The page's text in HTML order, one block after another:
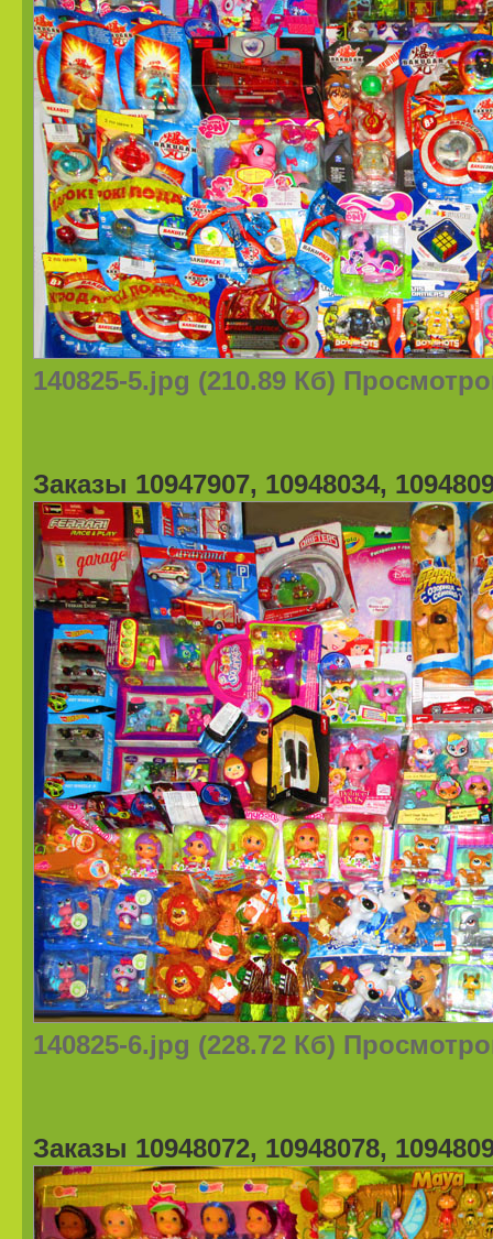
140825-5.jpg (210.89 Кб)
Заказы 10947907, 10948034,
140825-6.jpg (228.72 Кб)
Заказы 10948072, 10948078,